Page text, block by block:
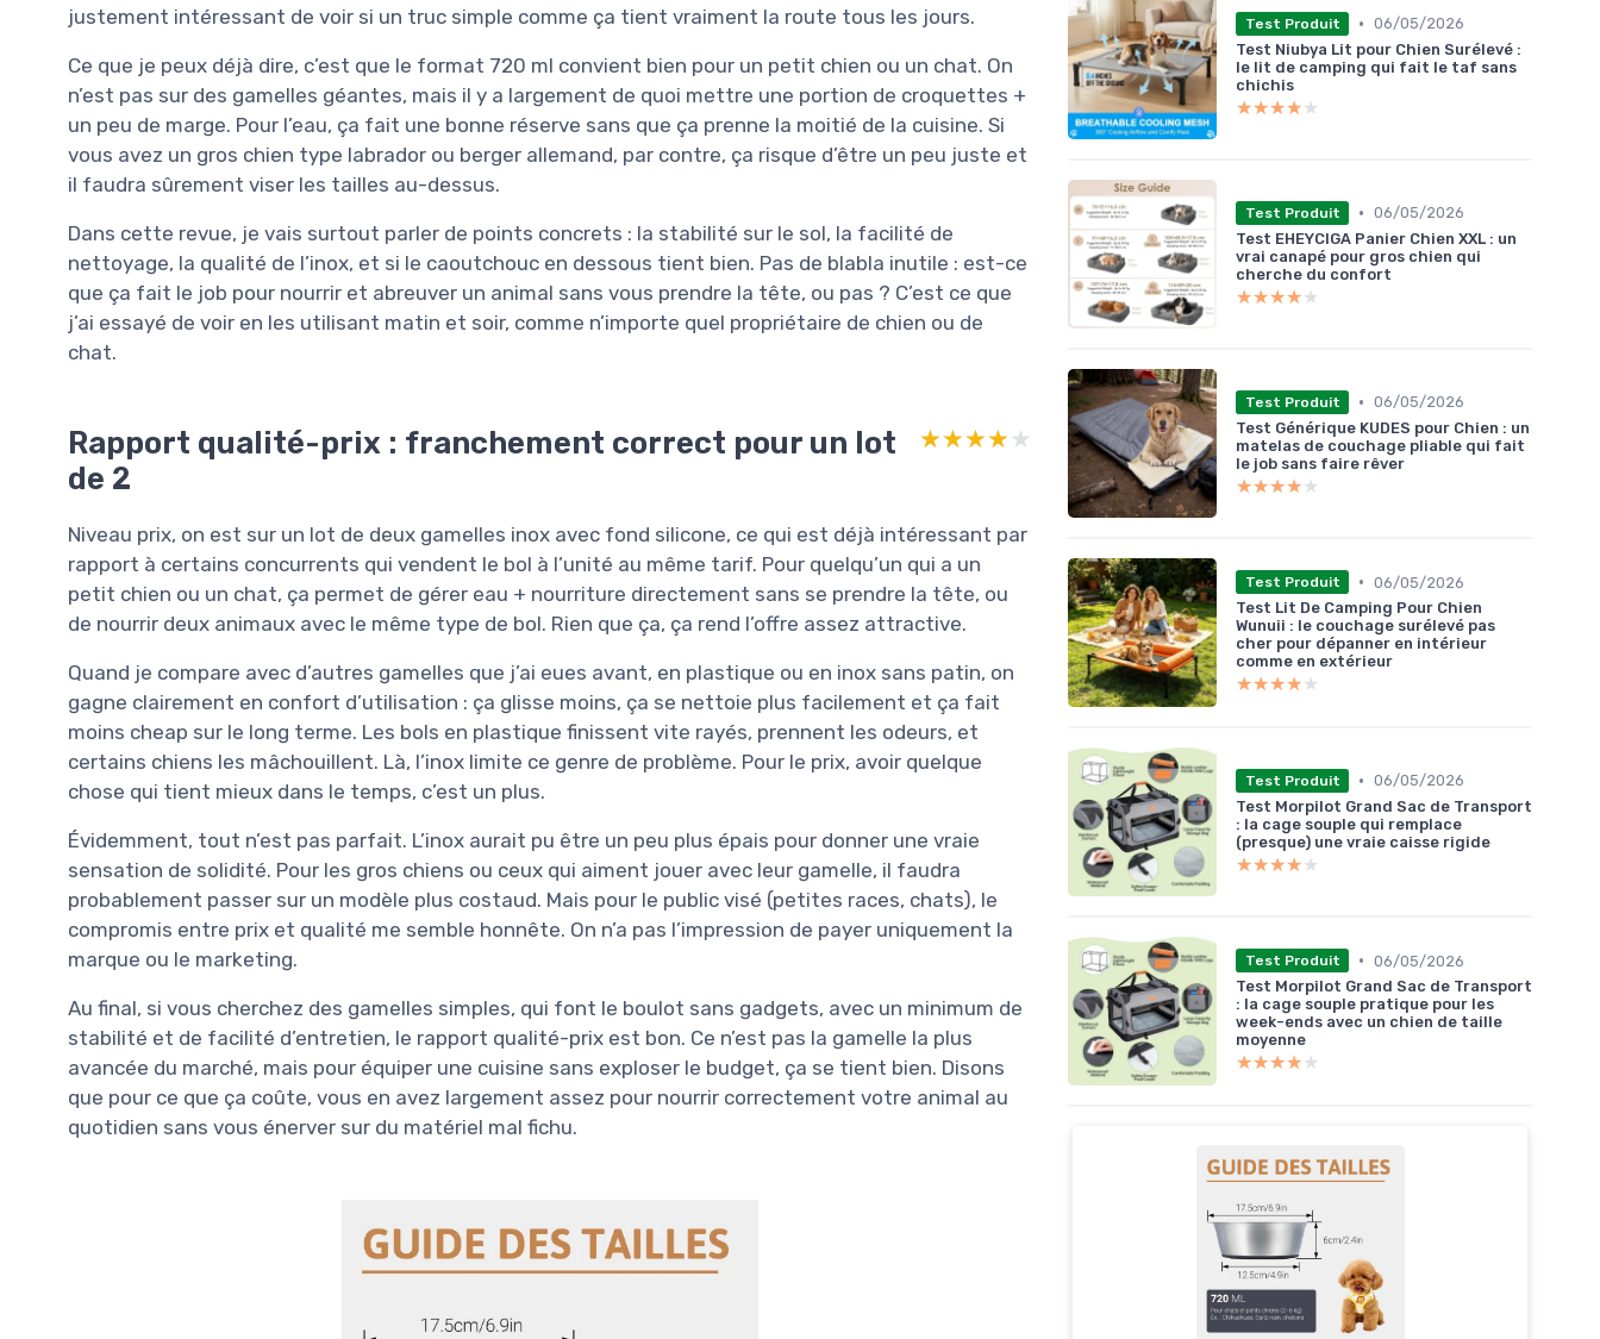
justement intéressant de voir si un truc simple comme ça tient vraiment la route tous les jours.
Ce que je peux déjà dire, c’est que le format 720 ml convient bien pour un petit chien ou un chat. On
n’est pas sur des gamelles géantes, mais il y a largement de quoi mettre une portion de croquettes +
un peu de marge. Pour l’eau, ça fait une bonne réserve sans que ça prenne la moitié de la cuisine. Si
vous avez un gros chien type labrador ou berger allemand, par contre, ça risque d’être un peu juste et
il faudra sûrement viser les tailles au-dessus.
Dans cette revue, je vais surtout parler de points concrets : la stabilité sur le sol, la facilité de
nettoyage, la qualité de l’inox, et si le caoutchouc en dessous tient bien. Pas de blabla inutile : est-ce
que ça fait le job pour nourrir et abreuver un animal sans vous prendre la tête, ou pas ? C’est ce que
j’ai essayé de voir en les utilisant matin et soir, comme n’importe quel propriétaire de chien ou de
chat.
Rapport qualité-prix : franchement correct pour un lot
de 2
★★★★★
★★★★★
Niveau prix, on est sur un lot de deux gamelles inox avec fond silicone, ce qui est déjà intéressant par
rapport à certains concurrents qui vendent le bol à l’unité au même tarif. Pour quelqu’un qui a un
petit chien ou un chat, ça permet de gérer eau + nourriture directement sans se prendre la tête, ou
de nourrir deux animaux avec le même type de bol. Rien que ça, ça rend l’offre assez attractive.
Quand je compare avec d’autres gamelles que j’ai eues avant, en plastique ou en inox sans patin, on
gagne clairement en confort d’utilisation : ça glisse moins, ça se nettoie plus facilement et ça fait
moins cheap sur le long terme. Les bols en plastique finissent vite rayés, prennent les odeurs, et
certains chiens les mâchouillent. Là, l’inox limite ce genre de problème. Pour le prix, avoir quelque
chose qui tient mieux dans le temps, c’est un plus.
Évidemment, tout n’est pas parfait. L’inox aurait pu être un peu plus épais pour donner une vraie
sensation de solidité. Pour les gros chiens ou ceux qui aiment jouer avec leur gamelle, il faudra
probablement passer sur un modèle plus costaud. Mais pour le public visé (petites races, chats), le
compromis entre prix et qualité me semble honnête. On n’a pas l’impression de payer uniquement la
marque ou le marketing.
Au final, si vous cherchez des gamelles simples, qui font le boulot sans gadgets, avec un minimum de
stabilité et de facilité d’entretien, le rapport qualité-prix est bon. Ce n’est pas la gamelle la plus
avancée du marché, mais pour équiper une cuisine sans exploser le budget, ça se tient bien. Disons
que pour ce que ça coûte, vous en avez largement assez pour nourrir correctement votre animal au
quotidien sans vous énerver sur du matériel mal fichu.
Test Produit • 06/05/2026
Test Niubya Lit pour Chien Surélevé :
le lit de camping qui fait le taf sans
chichis
★★★★★
★★★★★
Test Produit • 06/05/2026
Test EHEYCIGA Panier Chien XXL : un
vrai canapé pour gros chien qui
cherche du confort
★★★★★
★★★★★
Test Produit • 06/05/2026
Test Générique KUDES pour Chien : un
matelas de couchage pliable qui fait
le job sans faire rêver
★★★★★
★★★★★
Test Produit • 06/05/2026
Test Lit De Camping Pour Chien
Wunuii : le couchage surélevé pas
cher pour dépanner en intérieur
comme en extérieur
★★★★★
★★★★★
Test Produit • 06/05/2026
Test Morpilot Grand Sac de Transport
: la cage souple qui remplace
(presque) une vraie caisse rigide
★★★★★
★★★★★
Test Produit • 06/05/2026
Test Morpilot Grand Sac de Transport
: la cage souple pratique pour les
week-ends avec un chien de taille
moyenne
★★★★★
★★★★★